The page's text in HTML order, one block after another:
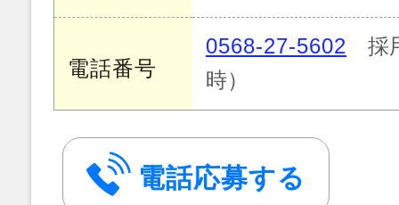
電話番号
0568-27-5602 採
時）
電話応募する